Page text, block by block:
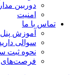
دوربین
امنیت
تماس با ما
آموزش پنل
سوالی
نحوه ثبت
فرصت‌های